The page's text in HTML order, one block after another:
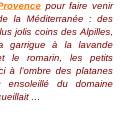
pour faire venir
la Méditerranée : des
jolis coins des Alpilles,
garrigue à la lavande
le romarin, les petits
à l’ombre des platanes
du domaine
…